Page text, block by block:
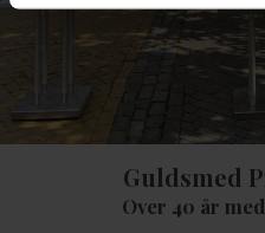
Guldsmed
Over 40 år